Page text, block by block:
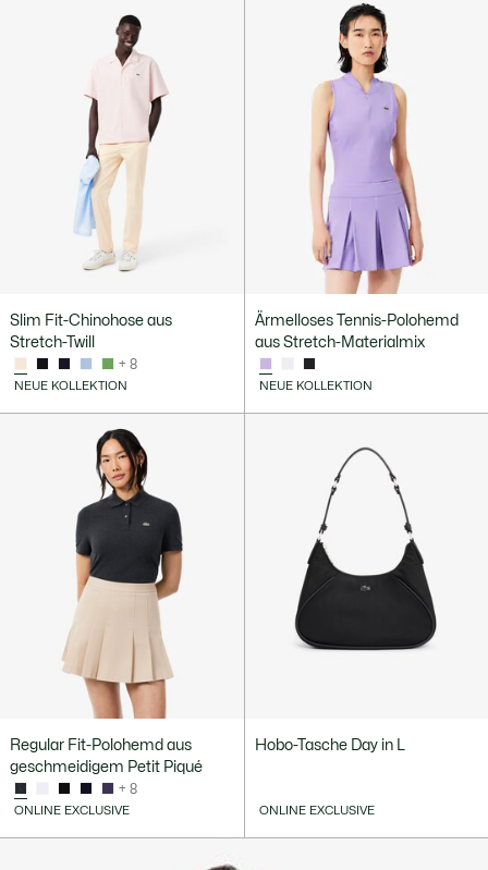
Slim Fit-Chinohose aus
Stretch-Twill
+ 8
NEUE KOLLEKTION
Ärmelloses Tennis-Polohemd
aus Stretch-Materialmix
NEUE KOLLEKTION
Regular Fit-Polohemd aus
geschmeidigem Petit Piqué
+ 8
ONLINE EXCLUSIVE
Hobo-Tasche Day in L
ONLINE EXCLUSIVE